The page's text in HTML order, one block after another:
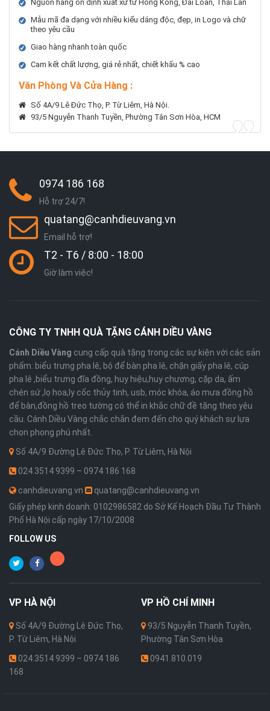
Nguồn hàng ổn định xuất xứ từ Hồng Kông, Đài Loan, Thái Lan
Mẫu mã đa dạng với nhiều kiểu dáng độc, đẹp, in Logo và chữ
theo yêu cầu
Giao hàng nhanh toàn quốc
Cam kết chất lượng, giá rẻ nhất, chiết khấu % cao
Văn Phòng Và Cửa Hàng :
Số 4A/9 Lê Đức Thọ, P. Từ Liêm, Hà Nội.
93/5 Nguyễn Thanh Tuyền, Phường Tân Sơn Hòa, HCM
0974 186 168
Hỗ trợ 24/7!
quatang@canhdieuvang.vn
Email hỗ trợ!
T2 - T6 / 8:00 - 18:00
Giờ làm việc!
CÔNG TY TNHH QUÀ TẶNG CÁNH DIỀU VÀNG
Cánh Diều Vàng cung cấp quà tặng trong các sự kiện với các sản
phẩm: biểu trưng pha lê, bộ để bàn pha lê, chặn giấy pha lê, cúp
pha lê ,biểu trưng đĩa đồng, huy hiệu,huy chương, cặp da, ấm
chén sứ ,lọ hoa,ly cốc thủy tinh, usb, móc khóa, áo mưa đồng hồ
để bàn,đồng hồ treo tường có thể in khắc chữ đề tặng theo yêu
cầu. Cánh Diều Vàng chắc chắn đem đến cho quý khách sự lựa
chọn phong phú nhất.
Số 4A/9 Đường Lê Đức Thọ, P. Từ Liêm, Hà Nội
024.3514 9399 – 0974 186 168
canhdieuvang.vn
quatang@canhdieuvang.vn
Giấy phép kinh doanh: 0102986582 do Sở Kế Hoạch Đầu Tư Thành
Phố Hà Nội cấp ngày 17/10/2008
FOLLOW US
VP HÀ NỘI
Số 4A/9 Đường Lê Đức Thọ,
P. Từ Liêm, Hà Nội
024.3514 9399 – 0974 186
168
VP HỒ CHÍ MINH
93/5 Nguyễn Thanh Tuyền,
Phường Tân Sơn Hòa
0941.810.019